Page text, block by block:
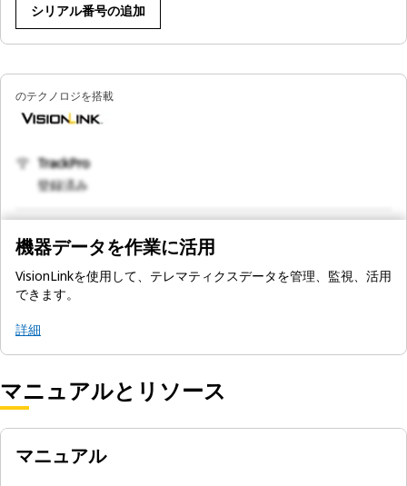
シリアル番号の追加
のテクノロジを搭載
TrackPro
登録済み
機器データを作業に活用
VisionLinkを使用して、テレマティクスデータを管理、監視、活用
できます。
詳細
マニュアルとリソース
マニュアル